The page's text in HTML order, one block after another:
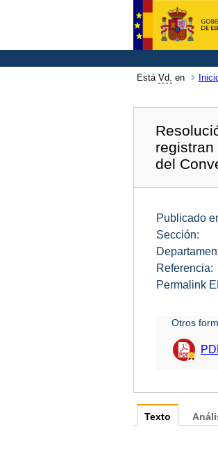
Está Vd. en
del
Publicado
Sección:
Referencia:
Permalink
Otros
Texto